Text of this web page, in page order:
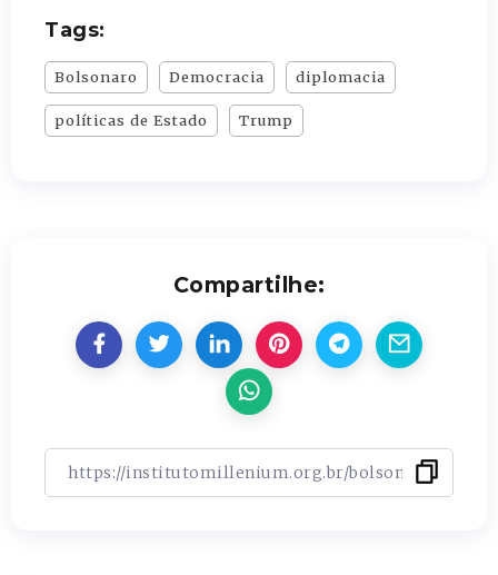
Tags:
Bolsonaro Democracia diplomacia
políticas de Estado Trump
Compartilhe: